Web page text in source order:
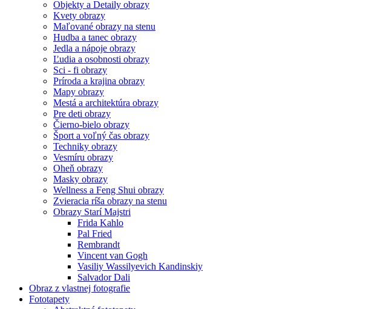
Objekty a Detaily obrazy
Kvety obrazy
Maľované obrazy na stenu
Hudba a tanec obrazy
Jedla a nápoje obrazy
Ľudia a osobnosti obrazy
Sci - fi obrazy
Príroda a krajina obrazy
Mapy obrazy
Mestá a architektúra obrazy
Pre deti obrazy
Čierno-bielo obrazy
Šport a voľný čas obrazy
Techniky obrazy
Vesmíru obrazy
Oheň obrazy
Masky obrazy
Wellness a Feng Shui obrazy
Zvieracia ríša obrazy na stenu
Obrazy Starí Majstri
Frida Kahlo
Pal Fried
Rembrandt
Vincent van Gogh
Vasiliy Wassilyevich Kandinskiy
Salvador Dali
Obraz z vlastnej fotografie
Fototapety